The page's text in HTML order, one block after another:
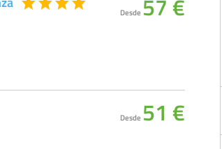
Desde 57 €
Desde 51 €